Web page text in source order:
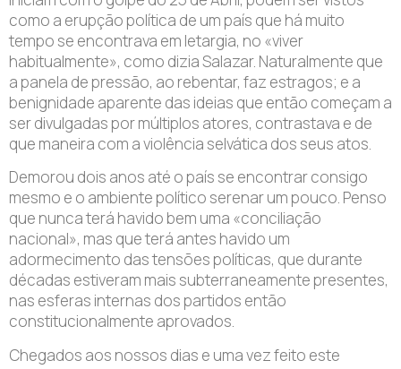
como a erupção política de um país que há muito
tempo se encontrava em letargia, no «viver
habitualmente», como dizia Salazar. Naturalmente que
a panela de pressão, ao rebentar, faz estragos; e a
benignidade aparente das ideias que então começam a
ser divulgadas por múltiplos atores, contrastava e de
que maneira com a violência selvática dos seus atos.
Demorou dois anos até o país se encontrar consigo
mesmo e o ambiente político serenar um pouco. Penso
que nunca terá havido bem uma «conciliação
nacional», mas que terá antes havido um
adormecimento das tensões políticas, que durante
décadas estiveram mais subterraneamente presentes,
nas esferas internas dos partidos então
constitucionalmente aprovados.
Chegados aos nossos dias e uma vez feito este